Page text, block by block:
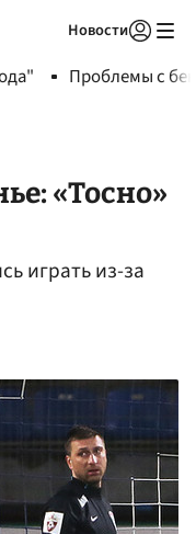
Новости
Проблемы с
«Тосно»
играть из-за